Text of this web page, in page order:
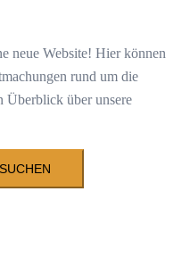
neue Website! Hier können
rund um die
Überblick über unsere